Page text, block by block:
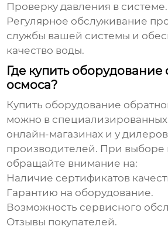
Проверку давления в системе.
Регулярное обслуживание
службы вашей системы и
качество воды.
Где купить оборудование
осмоса?
Купить оборудование
можно в специализированных
онлайн-магазинах и у дилеров
производителей. При выборе
обращайте внимание на:
Наличие сертификатов
Гарантию на оборудование.
Возможность сервисного
Отзывы покупателей.